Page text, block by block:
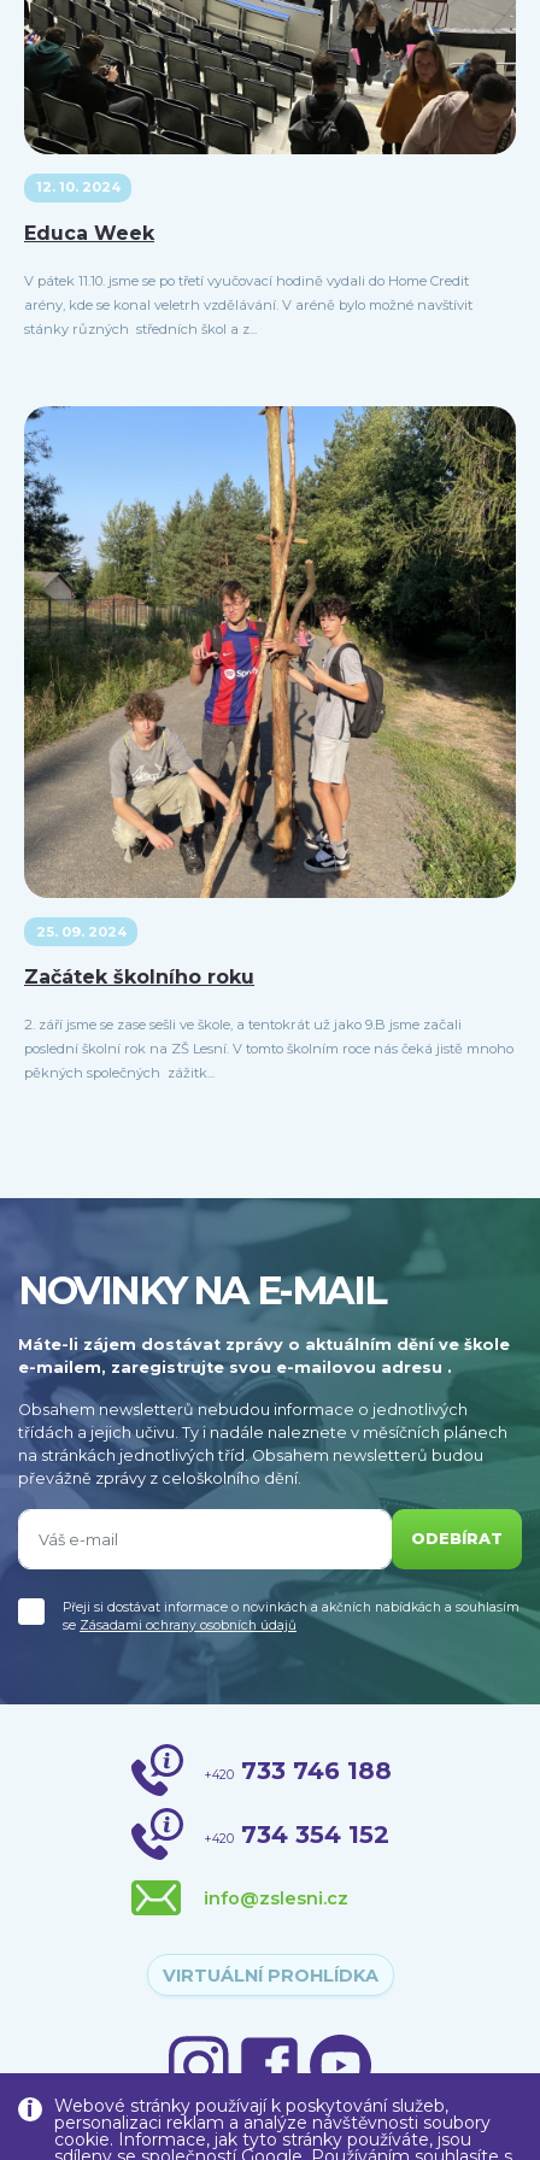
Webové stránky používají k poskytování služeb,
personalizaci reklam a analýze návštěvnosti soubory
cookie. Informace, jak tyto stránky používáte, jsou
12. 10. 2024
Educa Week
V pátek 11.10. jsme se po třetí vyučovací hodině vydali do Home Credit
arény, kde se konal veletrh vzdělávání. V aréně bylo možné navštívit
stánky různých středních škol a z...
25. 09. 2024
Začátek školního roku
2. září jsme se zase sešli ve škole, a tentokrát už jako 9.B jsme začali
poslední školní rok na ZŠ Lesní. V tomto školním roce nás čeká jistě mnoho
pěkných společných zážitk...
NOVINKY NA E-MAIL
Máte-li zájem dostávat zprávy o aktuálním dění ve škole
e-mailem, zaregistrujte svou e-mailovou adresu .
Obsahem newsletterů nebudou informace o jednotlivých
třídách a jejich učivu. Ty i nadále naleznete v měsíčních plánech
na stránkách jednotlivých tříd. Obsahem newsletterů budou
převážně zprávy z celoškolního dění.
ODEBÍRAT
Přeji si dostávat informace o novinkách a akčních nabídkách a souhlasím
se Zásadami ochrany osobních údajů
+420 733 746 188
+420 734 354 152
info@zslesni.cz
VIRTUÁLNÍ PROHLÍDKA